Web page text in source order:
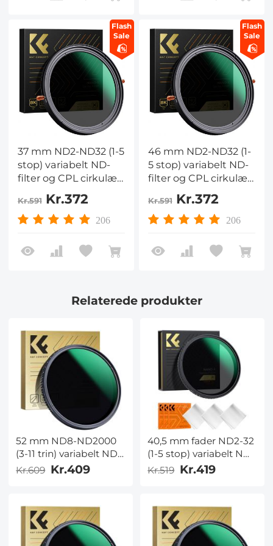
Flash
Sale
37 mm ND2-ND32 (1-5
stop) variabelt ND-
filter og CPL cirkulært
polariserende filter 2 i
1 til kameralinse
Nano-Xcel-serien
Kr.591Kr.372
206
Flash
Sale
46 mm ND2-ND32 (1-
5 stop) variabelt ND-
filter og CPL cirkulært
polariserende filter 2 i
1 til kameralinse Nano
X-serien
Kr.591Kr.372
206
Relaterede produkter
52 mm ND8-ND2000
(3-11 trin) variabelt ND-
filter
belægning nano-
blænding
Kr.609 Kr.409
40,5 mm fader ND2-32
(1-5 stop) variabelt ND-
objektivfilter neutral
Spot Nanotec
ultratyndt
vejrbestandigt
Kr.519 Kr.419